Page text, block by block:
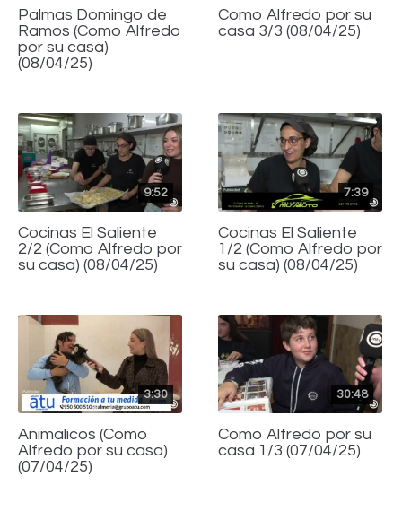
Palmas Domingo de
Ramos (Como Alfredo
por su casa)
(08/04/25)
Como Alfredo por su
casa 3/3 (08/04/25)
9:52
Cocinas El Saliente
2/2 (Como Alfredo por
su casa) (08/04/25)
7:39
Cocinas El Saliente
1/2 (Como Alfredo por
su casa) (08/04/25)
3:30
Animalicos (Como
Alfredo por su casa)
(07/04/25)
30:48
Como Alfredo por su
casa 1/3 (07/04/25)